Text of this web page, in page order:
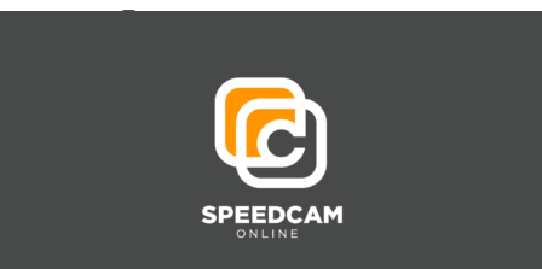
Помощь водителю